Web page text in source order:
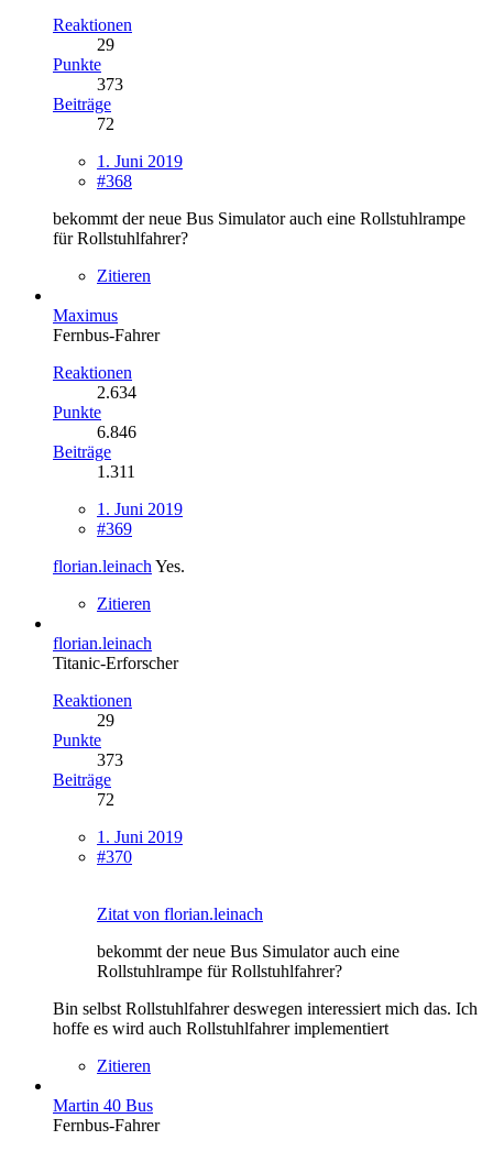
Reaktionen
29
Punkte
373
Beiträge
72
1. Juni 2019
#368
bekommt der neue Bus Simulator auch eine Rollstuhlrampe
für Rollstuhlfahrer?
Zitieren
Maximus
Fernbus-Fahrer
Reaktionen
2.634
Punkte
6.846
Beiträge
1.311
1. Juni 2019
#369
florian.leinach Yes.
Zitieren
florian.leinach
Titanic-Erforscher
Reaktionen
29
Punkte
373
Beiträge
72
1. Juni 2019
#370
Zitat von florian.leinach
bekommt der neue Bus Simulator auch eine
Rollstuhlrampe für Rollstuhlfahrer?
Bin selbst Rollstuhlfahrer deswegen interessiert mich das. Ich
hoffe es wird auch Rollstuhlfahrer implementiert
Zitieren
Martin 40 Bus
Fernbus-Fahrer